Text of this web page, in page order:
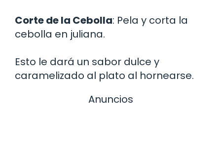
Corte de la Cebolla: Pela y corta la
cebolla en juliana.
Esto le dará un sabor dulce y
caramelizado al plato al hornearse.
Anuncios